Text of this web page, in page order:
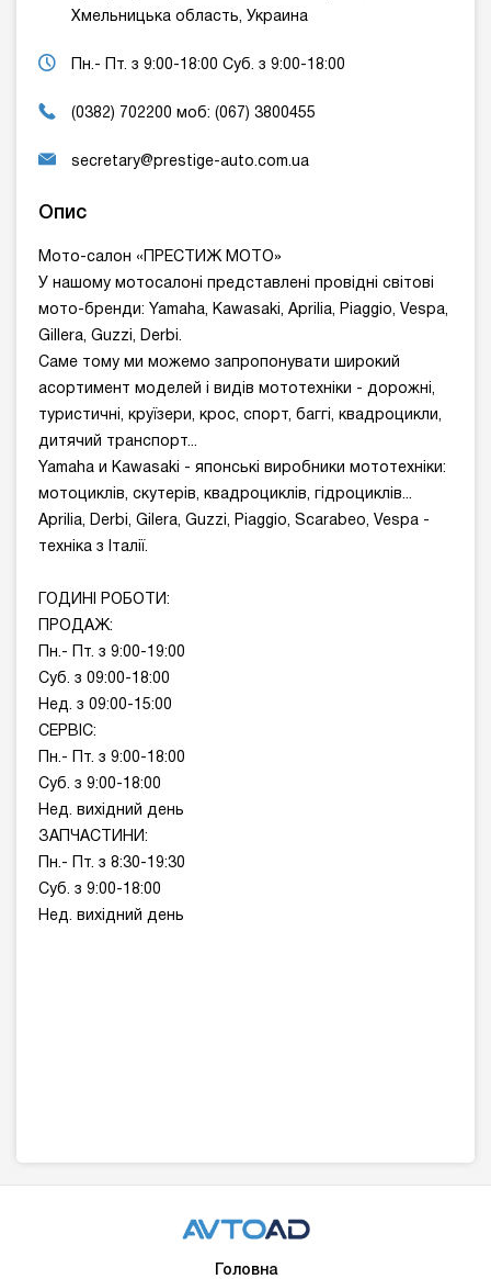
Хмельницька область, Украина
Пн.- Пт. з 9:00-18:00 Суб. з 9:00-18:00
(0382) 702200 моб: (067) 3800455
secretary@prestige-auto.com.ua
Опис
Мото-салон «ПРЕСТИЖ МОТО»
У нашому мотосалоні представлені провідні світові
мото-бренди: Yamaha, Kawasaki, Aprilia, Piaggio, Vespa,
Gillera, Guzzi, Derbi.
Саме тому ми можемо запропонувати широкий
асортимент моделей і видів мототехніки - дорожні,
туристичні, круїзери, крос, спорт, баггі, квадроцикли,
дитячий транспорт...
Yamaha и Kawasaki - японські виробники мототехніки:
мотоциклів, скутерів, квадроциклів, гідроциклів...
Aprilia, Derbi, Gilera, Guzzi, Piaggio, Scarabeo, Vespa -
техніка з Італії.
ГОДИНІ РОБОТИ:
ПРОДАЖ:
Пн.- Пт. з 9:00-19:00
Суб. з 09:00-18:00
Нед. з 09:00-15:00
СЕРВІС:
Пн.- Пт. з 9:00-18:00
Суб. з 9:00-18:00
Нед. вихідний день
ЗАПЧАСТИНИ:
Пн.- Пт. з 8:30-19:30
Суб. з 9:00-18:00
Нед. вихідний день
Головна